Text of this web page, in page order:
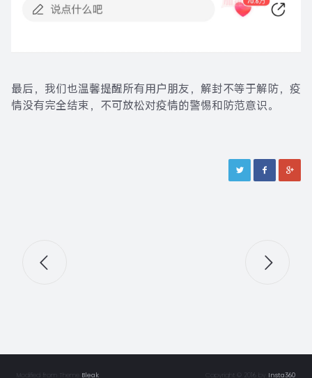
最后，我们也温馨提醒所有用户朋友，解封不等于解防，疫
情没有完全结束，不可放松对疫情的警惕和防范意识。
Modified from Theme Bleak Copyright © 2016 by Insta360